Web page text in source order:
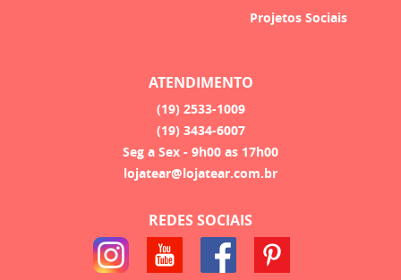
Projetos Sociais
ATENDIMENTO
(19) 2533-1009
(19) 3434-6007
Seg a Sex - 9h00 as 17h00
lojatear@lojatear.com.br
REDES SOCIAIS